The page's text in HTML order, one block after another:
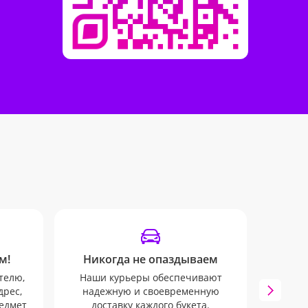
Никогда не опаздываем
Наши курьеры обеспечивают
надежную и своевременную
доставку каждого букета.